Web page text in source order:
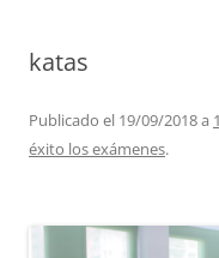
katas
Publicado el 19/09/2018a
éxito los exámenes.